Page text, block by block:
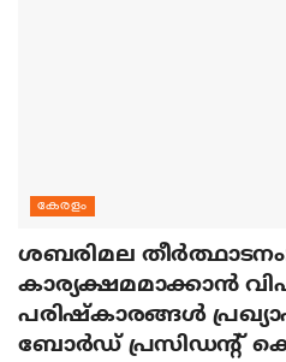
കേരളം
ശബരിമല
കാര്യക്ഷമമാക്കാന്‍
പരിഷ്‌കാരങ്ങള്‍
ബോര്‍ഡ് പ്രസിഡന്റ്